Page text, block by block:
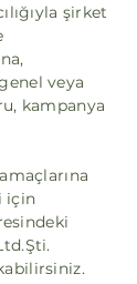
şirket
veya
kampanya
için